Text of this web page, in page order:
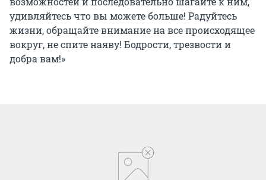
удивляйтесь что вы можете больше! Радуйтесь
жизни, обращайте внимание на все происходящее
вокруг, не спите наяву! Бодрости, трезвости и
добра вам!»